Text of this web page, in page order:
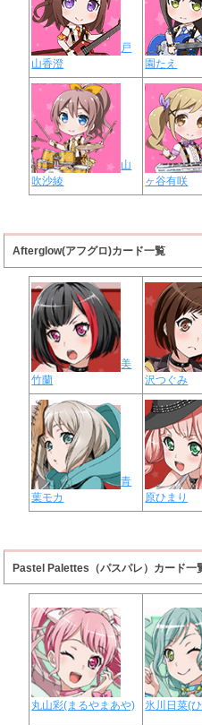
戸
山香澄
園たえ
山
吹沙綾
ヶ谷有咲
Afterglow(アフグロ)カード一覧
美
竹蘭
沢つぐみ
青
葉モカ
原ひまり
Pastel Palettes（パスパレ）カード一
丸山彩(まるやまあや) 氷川日菜(